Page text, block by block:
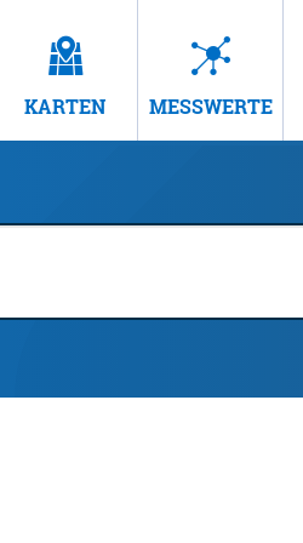
KARTEN MESSWERTE